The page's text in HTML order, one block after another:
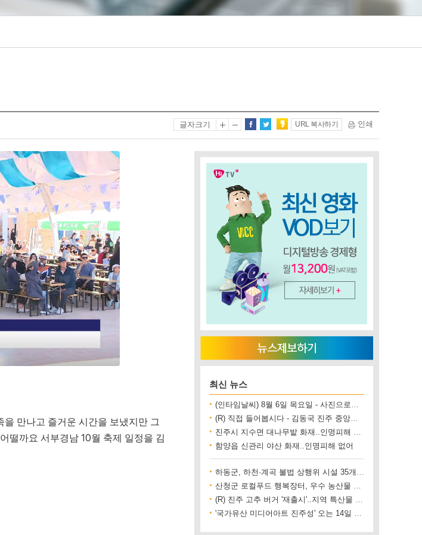
글자크기 URL 복사하기 인쇄
을 만나고 즐거운 시간을 보냈지만 그
떨까요 서부경남 10월 축제 일정을 김
최신 뉴스
(인타임날씨) 8월 6일 목요일 - 사진으로보는 날씨
(R) 직접 들어봅시다 - 김동국 진주 중앙시장 상인회장
진주시 지수면 대나무밭 화재..인명피해 없어
함양읍 신관리 야산 화재..인명피해 없어
하동군, 하천·계곡 불법 상행위 시설 35개소 철거
산청군 로컬푸드 행복장터, 우수 농산물 직거래 사업장 인증
(R) 진주 고추 버거 '재출시'..지역 특산물 홍보 기대
'국가유산 미디어아트 진주성' 오는 14일 개막